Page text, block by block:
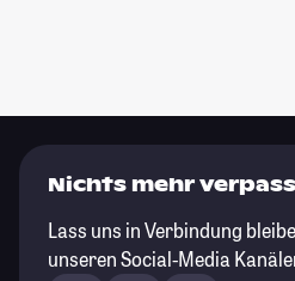
Nichts mehr
Lass uns in Verbindung
unseren Social-Media